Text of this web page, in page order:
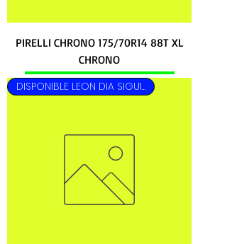
PIRELLI CHRONO 175/70R14 88T XL
CHRONO
DISPONIBLE LEON DIA SIGUIENTE